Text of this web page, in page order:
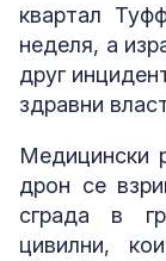
квартал
неделя, а
друг
здравни
Медицински
дрон се
сграда в
цивилни,